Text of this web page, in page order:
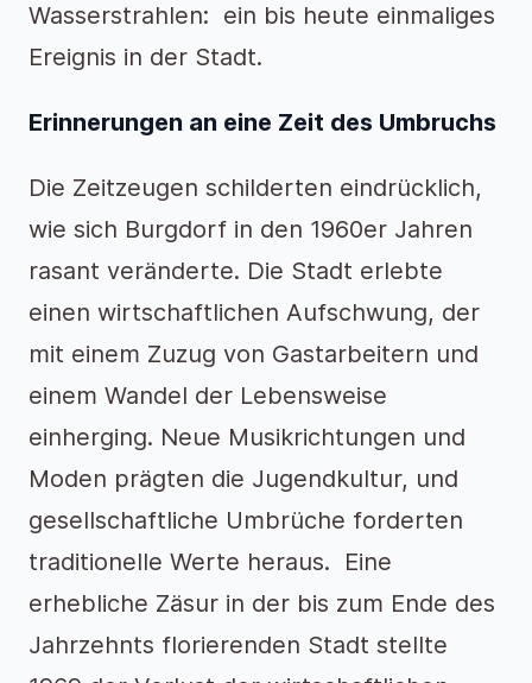
Wasserstrahlen: ein bis heute einmaliges
Ereignis in der Stadt.
Erinnerungen an eine Zeit des Umbruchs
Die Zeitzeugen schilderten eindrücklich,
wie sich Burgdorf in den 1960er Jahren
rasant veränderte. Die Stadt erlebte
einen wirtschaftlichen Aufschwung, der
mit einem Zuzug von Gastarbeitern und
einem Wandel der Lebensweise
einherging. Neue Musikrichtungen und
Moden prägten die Jugendkultur, und
gesellschaftliche Umbrüche forderten
traditionelle Werte heraus. Eine
erhebliche Zäsur in der bis zum Ende des
Jahrzehnts florierenden Stadt stellte